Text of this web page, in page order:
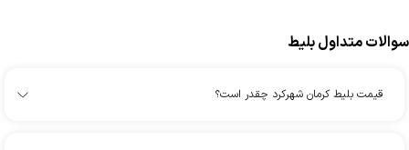
سوالات متداول بلیط
قیمت بلیط کرمان شهرکرد چقدر است؟